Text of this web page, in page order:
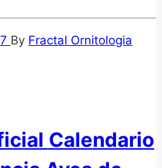
By Fractal Ornitologia
Calendario